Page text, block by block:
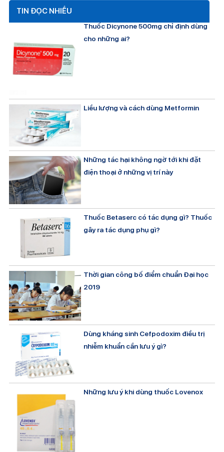
TIN ĐỌC NHIỀU
Thuốc Dicynone 500mg chỉ định dùng
cho những ai?
Liều lượng và cách dùng Metformin
Những tác hại không ngờ tới khi đặt
điện thoại ở những vị trí này
Thuốc Betaserc có tác dụng gì? Thuốc
gây ra tác dụng phụ gì?
Thời gian công bố điểm chuẩn Đại học
2019
Dùng kháng sinh Cefpodoxim điều trị
nhiễm khuẩn cần lưu ý gì?
Những lưu ý khi dùng thuốc Lovenox